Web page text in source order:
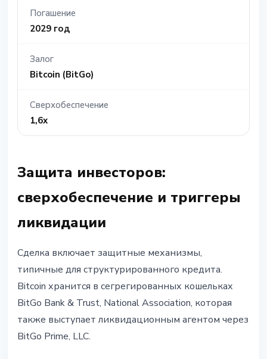
Погашение
2029 год
Залог
Bitcoin (BitGo)
Сверхобеспечение
1,6x
Защита инвесторов:
сверхобеспечение и триггеры
ликвидации
Сделка включает защитные механизмы,
типичные для структурированного кредита.
Bitcoin хранится в сегрегированных кошельках
BitGo Bank & Trust, National Association, которая
также выступает ликвидационным агентом через
BitGo Prime, LLC.